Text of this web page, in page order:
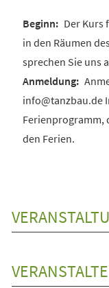
Der Kurs
in den Räumen
sprechen Sie uns
info@tanzbau.de
Ferienprogramm,
den Ferien.